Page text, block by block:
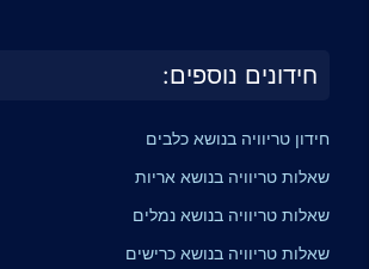
חידונים נוספים:
חידון טריוויה בנושא כלבים
שאלות טריוויה בנושא אריות
שאלות טריוויה בנושא נמלים
שאלות טריוויה בנושא כרישים